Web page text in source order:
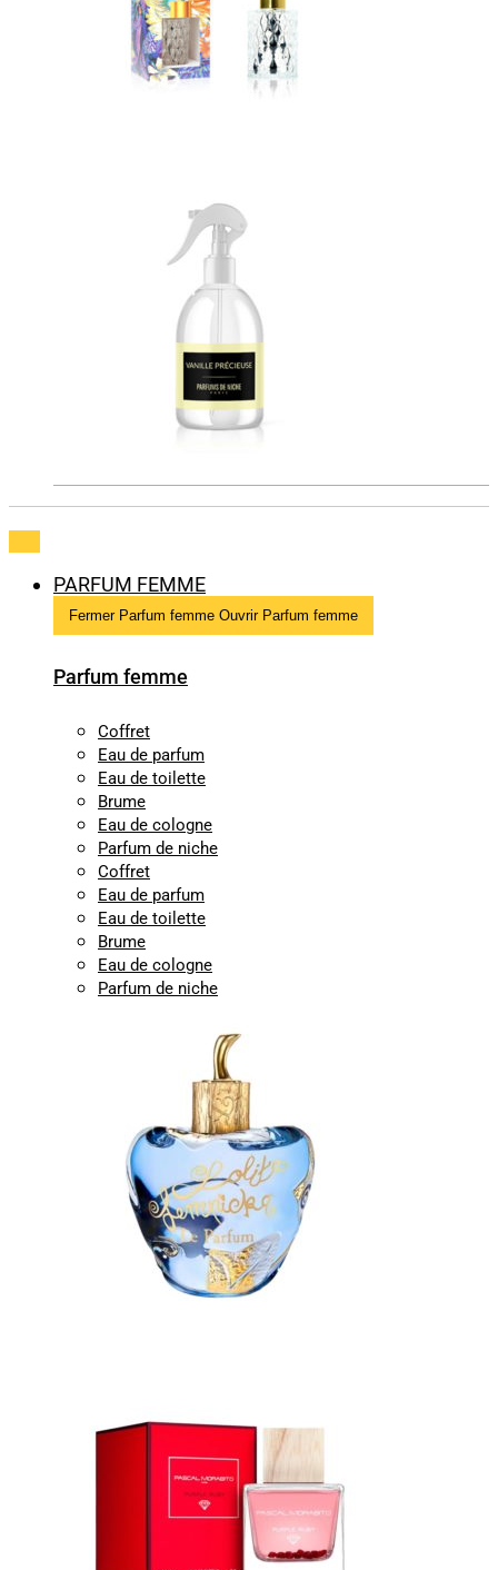
PARFUM FEMME
Fermer Parfum femme Ouvrir Parfum femme
Parfum femme
Coffret
Eau de parfum
Eau de toilette
Brume
Eau de cologne
Parfum de niche
Coffret
Eau de parfum
Eau de toilette
Brume
Eau de cologne
Parfum de niche